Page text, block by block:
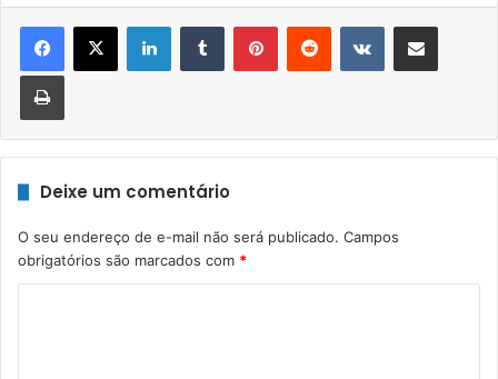
LinkedinTumblr PinterestReddit VK Compartilhar via e-mail
Imprimir
Deixe um comentário
O seu endereço de e-mail não será publicado. Campos
obrigatórios são marcados com *